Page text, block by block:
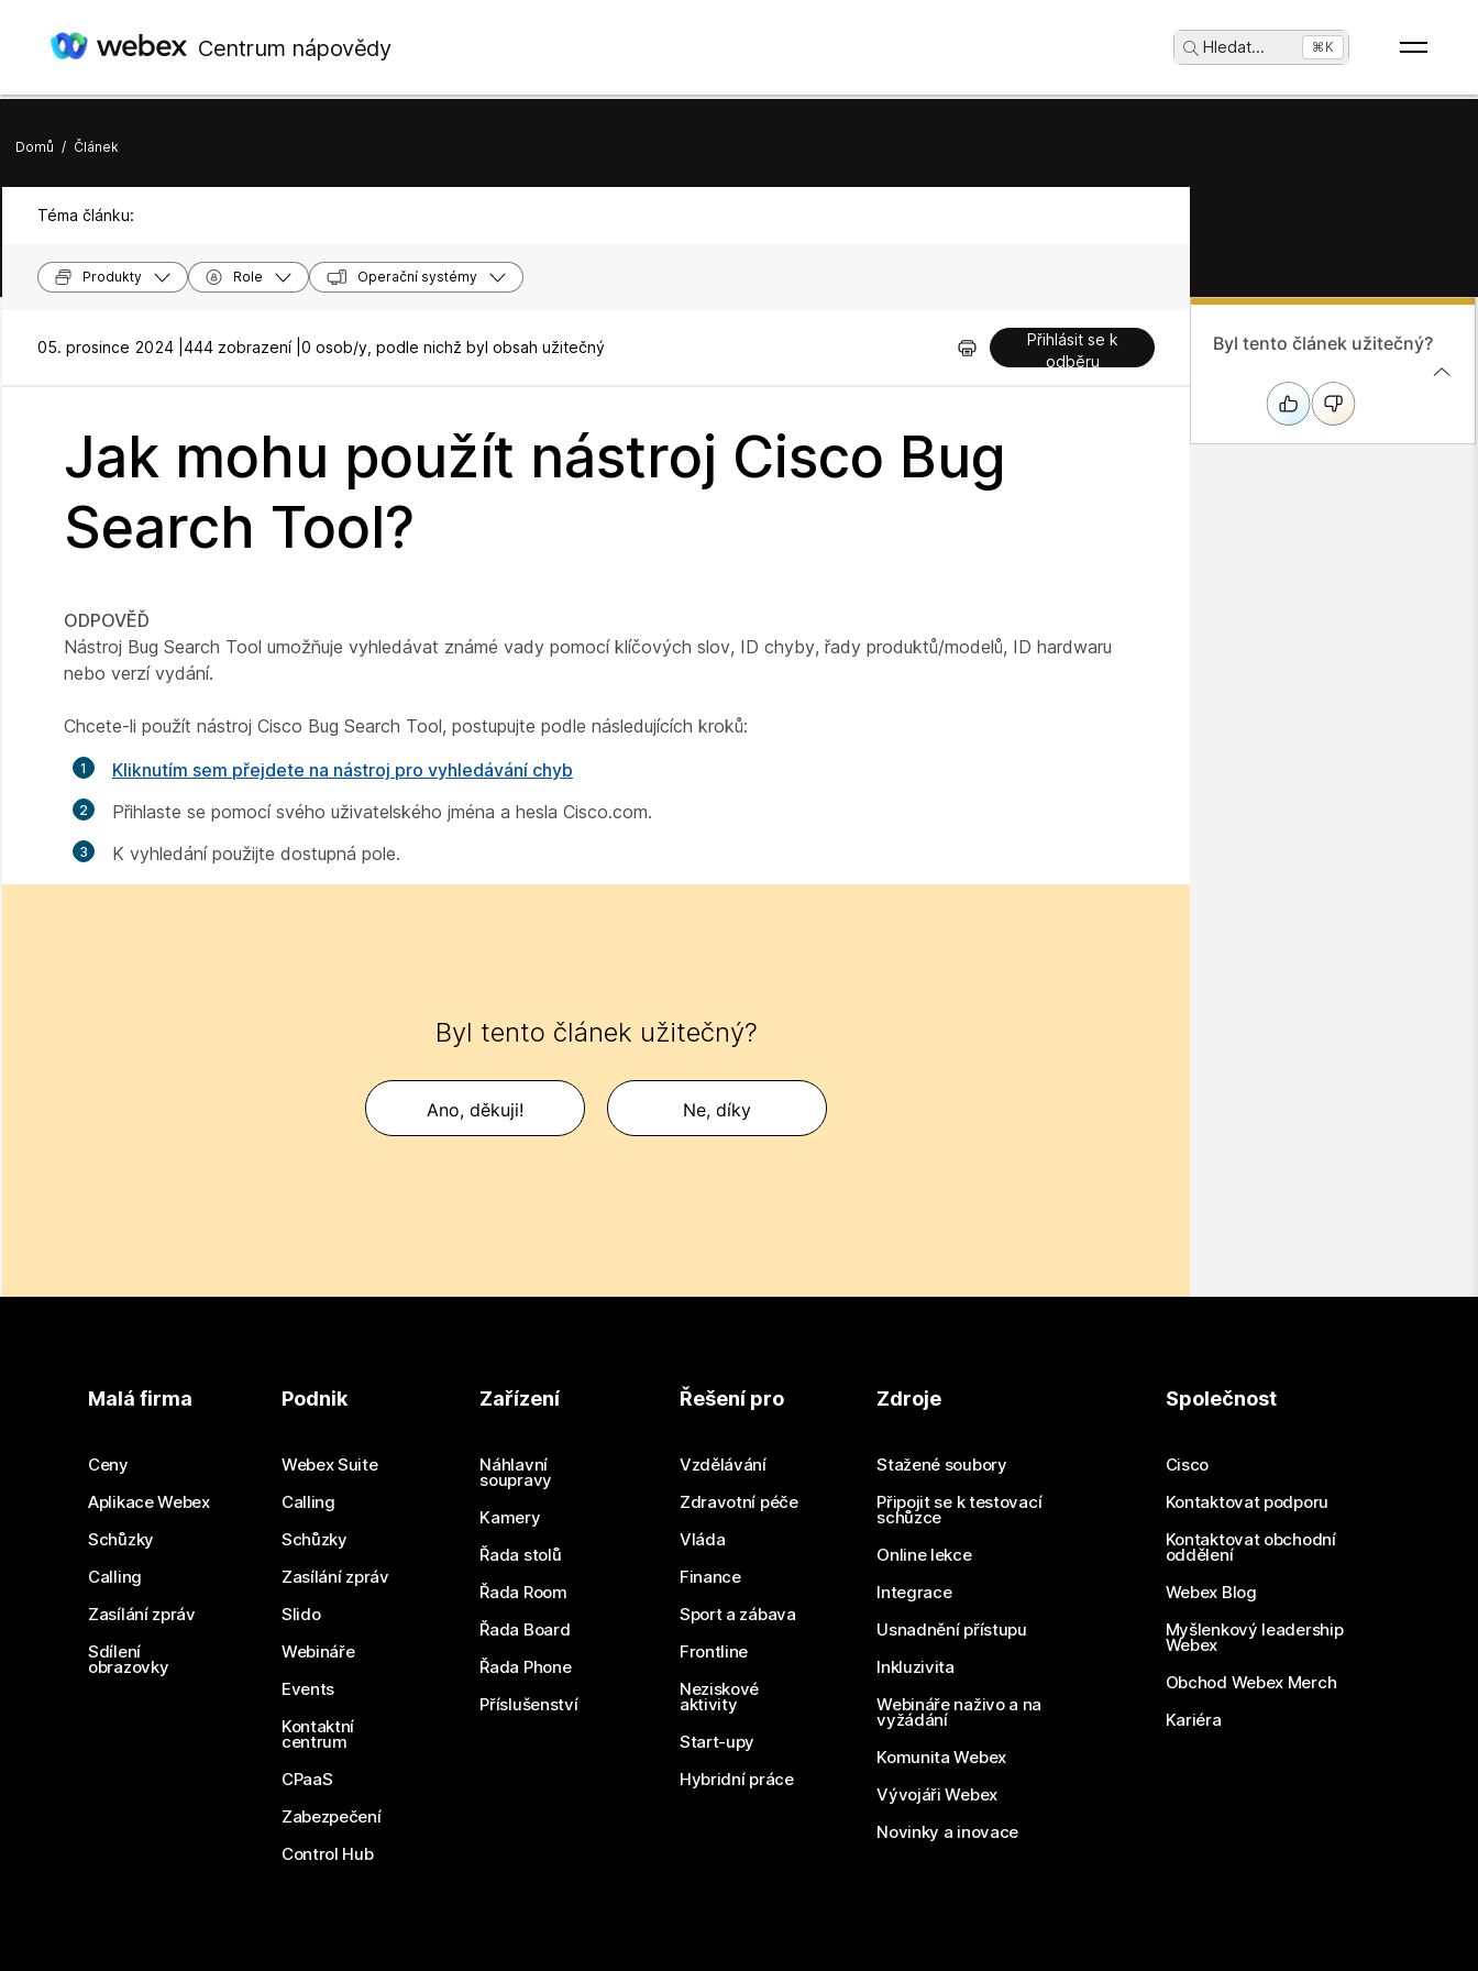
Centrum nápovědy Hledat... ⌘K
Domů / Článek
Téma článku:
Produkty Role Operační systémy
05. prosince 2024 | 444 zobrazení | 0 osob/y, podle nichž byl obsah užitečný
Přihlásit se k
odběru
Jak mohu použít nástroj Cisco Bug
Search Tool?
ODPOVĚĎ
Nástroj Bug Search Tool umožňuje vyhledávat známé vady pomocí klíčových slov, ID chyby, řady produktů/modelů, ID hardwaru
nebo verzí vydání.
Chcete-li použít nástroj Cisco Bug Search Tool, postupujte podle následujících kroků:
Kliknutím sem přejdete na nástroj pro vyhledávání chyb
Přihlaste se pomocí svého uživatelského jména a hesla Cisco.com.
K vyhledání použijte dostupná pole.
Byl tento článek užitečný?
Ano, děkuji! Ne, díky
Byl tento článek užitečný?
Malá firma
Ceny
Aplikace Webex
Schůzky
Calling
Zasílání zpráv
Sdílení
obrazovky
Podnik
Webex Suite
Calling
Schůzky
Zasílání zpráv
Slido
Webináře
Events
Kontaktní
centrum
CPaaS
Zabezpečení
Control Hub
Zařízení
Náhlavní
soupravy
Kamery
Řada stolů
Řada Room
Řada Board
Řada Phone
Příslušenství
Řešení pro
Vzdělávání
Zdravotní péče
Vláda
Finance
Sport a zábava
Frontline
Neziskové
aktivity
Start-upy
Hybridní práce
Zdroje
Stažené soubory
Připojit se k testovací
schůzce
Online lekce
Integrace
Usnadnění přístupu
Inkluzivita
Webináře naživo a na
vyžádání
Komunita Webex
Vývojáři Webex
Novinky a inovace
Společnost
Cisco
Kontaktovat podporu
Kontaktovat obchodní
oddělení
Webex Blog
Myšlenkový leadership
Webex
Obchod Webex Merch
Kariéra